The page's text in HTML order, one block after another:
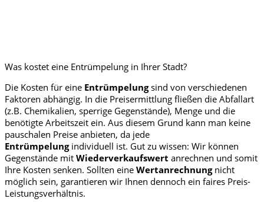
Was kostet eine Entrümpelung in Ihrer Stadt?
Die Kosten für eine Entrümpelungsind von verschiedenen
Faktoren abhängig. In die Preisermittlung fließen die Abfallart
(z.B. Chemikalien, sperrige Gegenstände), Menge und die
benötigte Arbeitszeit ein. Aus diesem Grund kann man keine
pauschalen Preise anbieten, da jede
Entrümpelungindividuell ist. Gut zu wissen: Wir können
Gegenstände mit Wiederverkaufswert anrechnen und somit
Ihre Kosten senken. Sollten eine Wertanrechnungnicht
möglich sein, garantieren wir Ihnen dennoch ein faires Preis-
Leistungsverhältnis.